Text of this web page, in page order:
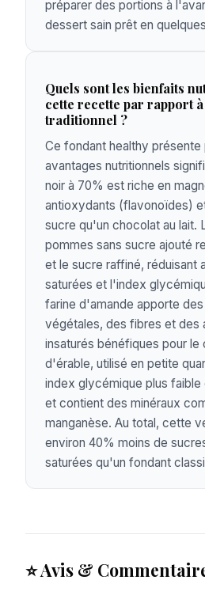
préparer des portions à
dessert sain prêt en
Quels sont les bienfaits
cette recette par rapport
traditionnel ?
Ce fondant healthy présente
avantages nutritionnels
noir à 70% est riche en
antioxydants (flavonoïdes)
sucre qu'un chocolat au lait.
pommes sans sucre ajouté
et le sucre raffiné, réduisant
saturées et l'index
farine d'amande apporte
végétales, des fibres et des
insaturés bénéfiques pour
d'érable, utilisé en petite
index glycémique plus faible
et contient des minéraux
manganèse. Au total, cette
environ 40% moins de
saturées qu'un fondant
⭐ Avis &